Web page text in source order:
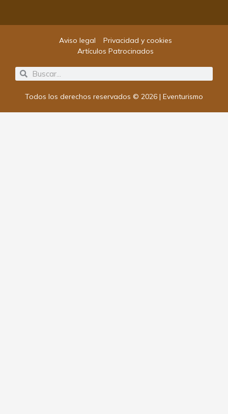
Todos los derechos reservados © 2026 | Eventurismo
SearchSearch
Aviso legal
Privacidad y cookies
Artículos Patrocinados